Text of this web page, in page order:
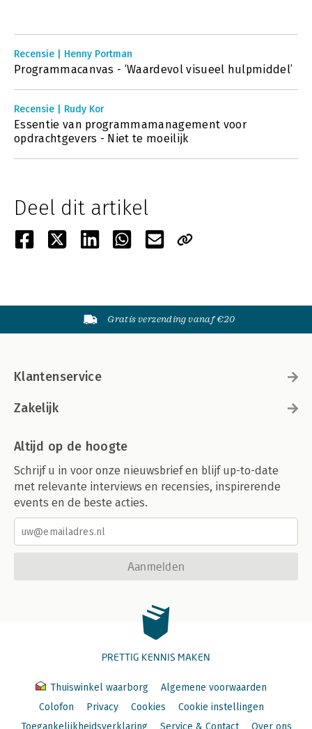
Recensie | Henny Portman
Programmacanvas - ‘Waardevol visueel hulpmiddel’
Recensie | Rudy Kor
Essentie van programmamanagement voor
opdrachtgevers - Niet te moeilijk
Deel dit artikel
Gratis verzending vanaf €20
Klantenservice
Zakelijk
Altijd op de hoogte
Schrijf u in voor onze nieuwsbrief en blijf up-to-date
met relevante interviews en recensies, inspirerende
events en de beste acties.
Aanmelden
PRETTIG KENNIS MAKEN
Thuiswinkel waarborg
Algemene voorwaarden
Colofon
Privacy Cookies
Cookie instellingen
Toegankelijkheidsverklaring
Service & Contact Over ons